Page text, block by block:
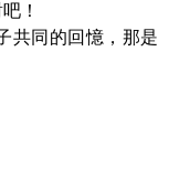
！
共同的回憶，那是